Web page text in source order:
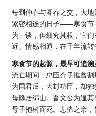
每到仲春与暮春之交，大
紧密相连的日子——寒食节
为一谈，但细究其根，它
近、情感相通，在千年流转
寒食节的起源，最早可追溯
流亡期间，忠臣介子推曾
为国君后，大封功臣，却
母隐居绵山。晋文公为逼
母子抱树而死。悲痛之余，